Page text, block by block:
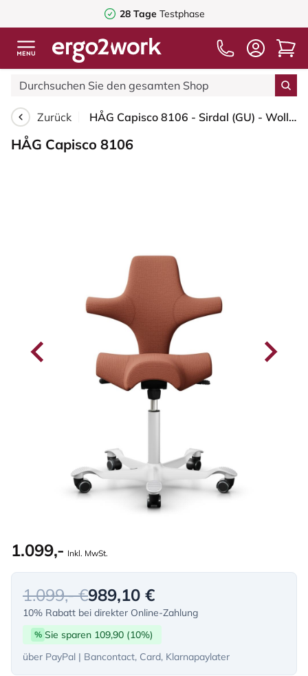
28 Tage Testphase
Zurück HÅG Capisco 8106 - Sirdal (GU) - Wolle - SRD630 - Brick red - Weiß - 200 mm (Sitzhöhe 46-64cm) - Harte Rollen für weiche Böden
HÅG Capisco 8106
1.099,- Inkl. MwSt.
1.099,- €989,10 €
10% Rabatt bei direkter Online-Zahlung
% Sie sparen 109,90 (10%)
über PayPal | Bancontact, Card, Klarnapaylater